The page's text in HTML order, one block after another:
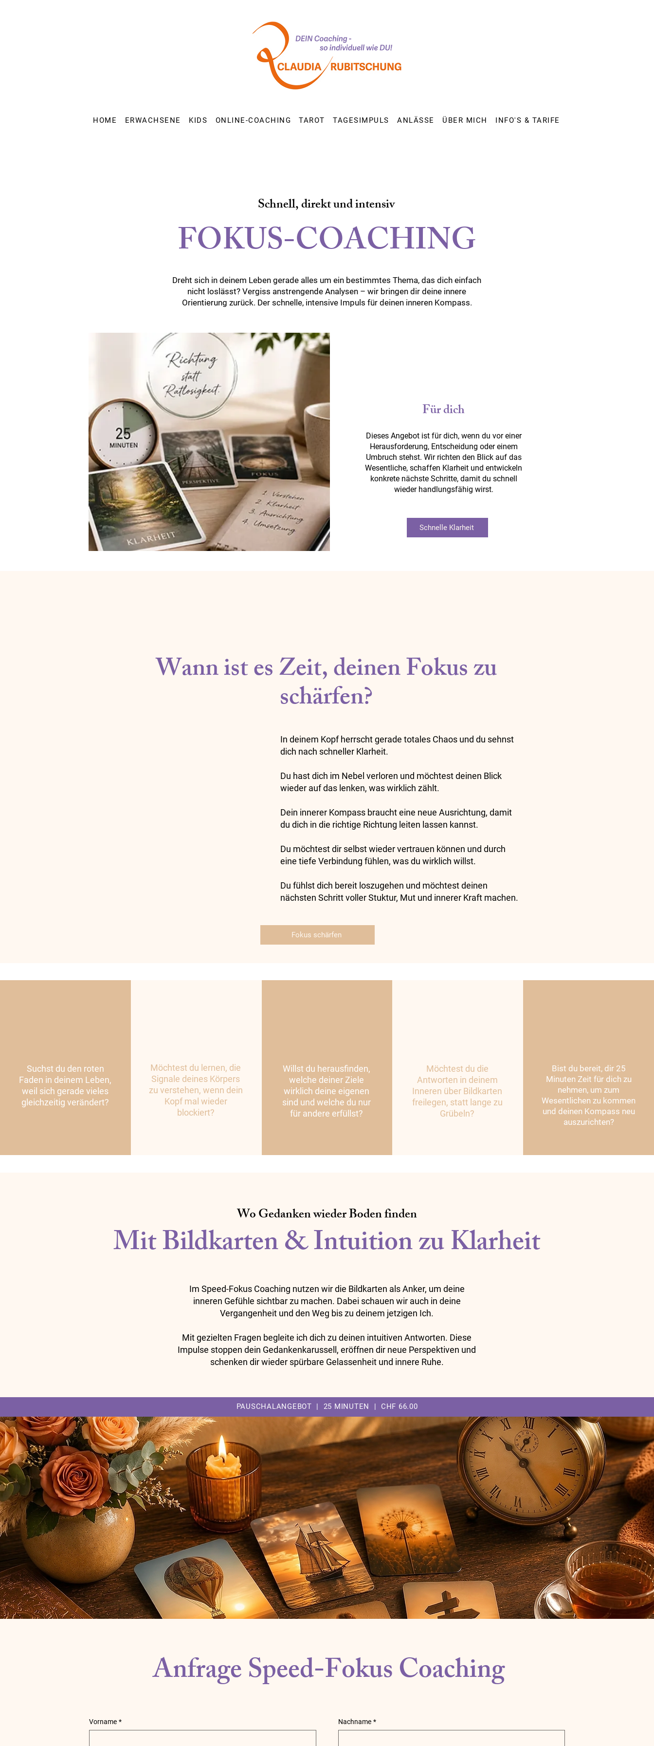
HOME ERWACHSENE KIDS ONLINE-COACHING TAROT TAGESIMPULS ANLÄSSE ÜBER MICH INFO'S & TARIFE
Schnell, direkt und intensiv
FOKUS-COACHING
Dreht sich in deinem Leben gerade alles um ein bestimmtes Thema, das dich einfach
nicht loslässt? Vergiss anstrengende Analysen – wir bringen dir deine innere
Orientierung zurück. Der schnelle, intensive Impuls für deinen inneren Kompass.
Für dich
Dieses Angebot ist für dich, wenn du vor einer
Herausforderung, Entscheidung oder einem
Umbruch stehst. Wir richten den Blick auf das
Wesentliche, schaffen Klarheit und entwickeln
konkrete nächste Schritte, damit du schnell
wieder handlungsfähig wirst.
Schnelle Klarheit
Wann ist es Zeit, deinen Fokus zu
schärfen?
In deinem Kopf herrscht gerade totales Chaos und du sehnst
dich nach schneller Klarheit.
Du hast dich im Nebel verloren und möchtest deinen Blick
wieder auf das lenken, was wirklich zählt.
Dein innerer Kompass braucht eine neue Ausrichtung, damit
du dich in die richtige Richtung leiten lassen kannst.
Du möchtest dir selbst wieder vertrauen können und durch
eine tiefe Verbindung fühlen, was du wirklich willst.
Du fühlst dich bereit loszugehen und möchtest deinen
nächsten Schritt voller Stuktur, Mut und innerer Kraft machen.
Fokus schärfen
Suchst du den roten
Faden in deinem Leben,
weil sich gerade vieles
gleichzeitig verändert?
Möchtest du lernen, die
Signale deines Körpers
zu verstehen, wenn dein
Kopf mal wieder
blockiert?
Willst du herausfinden,
welche deiner Ziele
wirklich deine eigenen
sind und welche du nur
für andere erfüllst?
Möchtest du die
Antworten in deinem
Inneren über Bildkarten
freilegen, statt lange zu
Grübeln?
Bist du bereit, dir 25
Minuten Zeit für dich zu
nehmen, um zum
Wesentlichen zu kommen
und deinen Kompass neu
auszurichten?
Wo Gedanken wieder Boden finden
Mit Bildkarten & Intuition zu Klarheit
Im Speed-Fokus Coaching nutzen wir die Bildkarten als Anker, um deine
inneren Gefühle sichtbar zu machen. Dabei schauen wir auch in deine
Vergangenheit und den Weg bis zu deinem jetzigen Ich.
Mit gezielten Fragen begleite ich dich zu deinen intuitiven Antworten. Diese
Impulse stoppen dein Gedankenkarussell, eröffnen dir neue Perspektiven und
schenken dir wieder spürbare Gelassenheit und innere Ruhe.
PAUSCHALANGEBOT | 25 MINUTEN | CHF 66.00
Anfrage Speed-Fokus Coaching
Vorname * Nachname *